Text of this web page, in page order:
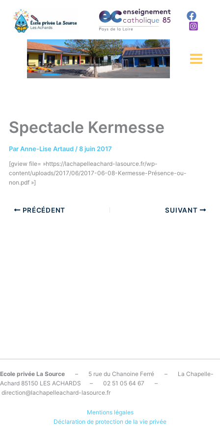
contenu
Spectacle Kermesse
ParAnne-Lise Artaud /8 juin 2017
[gview file= »https://lachapelleachard-lasource.fr/wp-
content/uploads/2017/06/2017-06-08-Kermesse-Présence-ou-
non.pdf »]
PRÉCÉDENT SUIVANT
Ecole privée La Source – 5 rue du Chanoine Ferré – La Chapelle-
Achard 85150 LES ACHARDS – 02 51 05 64 67 –
direction@lachapelleachard-lasource.fr
Mentions légales
Déclaration de protection de la vie privée